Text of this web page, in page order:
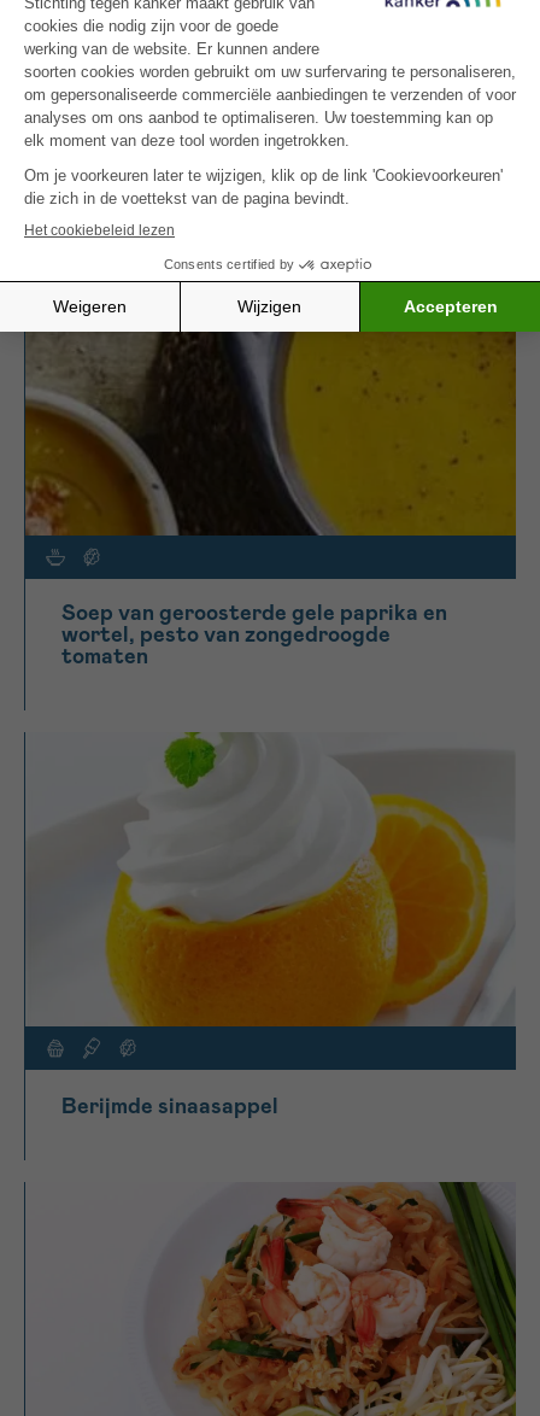
ervaring in de klinische voeding, waar bijvoeding tot
behoort.
Zin in een ander voedzaam dessert? Probeer dan
onzebananencake met chocolade– zacht,
energierijk en heerlijk.
MEER INSPIRATIE
Soep van geroosterde gele paprika en
wortel, pesto van zongedroogde
tomaten
Berijmde sinaasappel